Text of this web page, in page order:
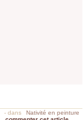
- dans
Nativité en peinture